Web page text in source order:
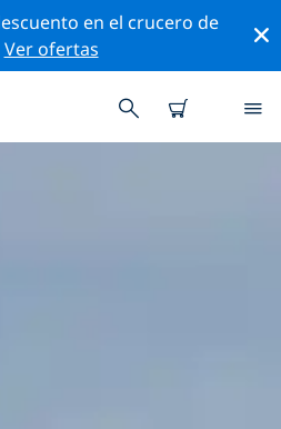
en el crucero de
Ver ofertas